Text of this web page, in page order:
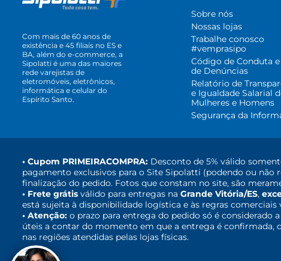
Com mais de 60 anos de
existência e 45 filiais no ES e
BA, além do e-commerce, a
Sipolatti é uma das maiores
rede varejistas de
eletromóveis, eletrônicos,
informática e celular do
Espírito Santo.
Sobre nós
Nossas lojas
Trabalhe conosco
#vemprasipo
Código de Conduta e
de Denúncias
Relatório de
e Igualdade Salarial
Mulheres e Homens
Segurança da
• Cupom PRIMEIRACOMPRA: Desconto de 5% válido
pagamento exclusivos para o Site Sipolatti (podendo ou
finalização do pedido. Fotos que constam no site, são
• Frete grátis válido para entregas na Grande Vitória/ES,
está sujeita à disponibilidade logística e às regras comerciais
• Atenção: o prazo para entrega do pedido só é considerado
úteis a contar do momento em que a entrega é confirmada,
nas regiões atendidas pelas lojas físicas.